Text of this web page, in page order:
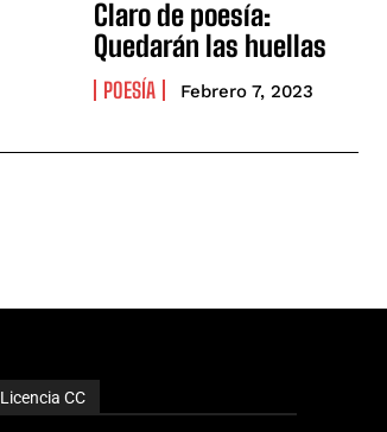
Claro de poesía:
Quedarán las huellas
POESÍA Febrero 7, 2023
Licencia CC